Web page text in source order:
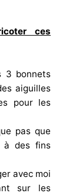
ces
3 bonnets
aiguilles
pour les
pas que
à des fins
avec moi
sur les